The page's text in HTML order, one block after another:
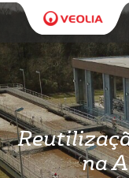
na